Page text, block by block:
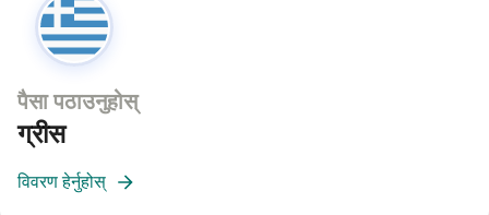
पैसा पठाउनुहोस्
ग्रीस
विवरण हेर्नुहोस्